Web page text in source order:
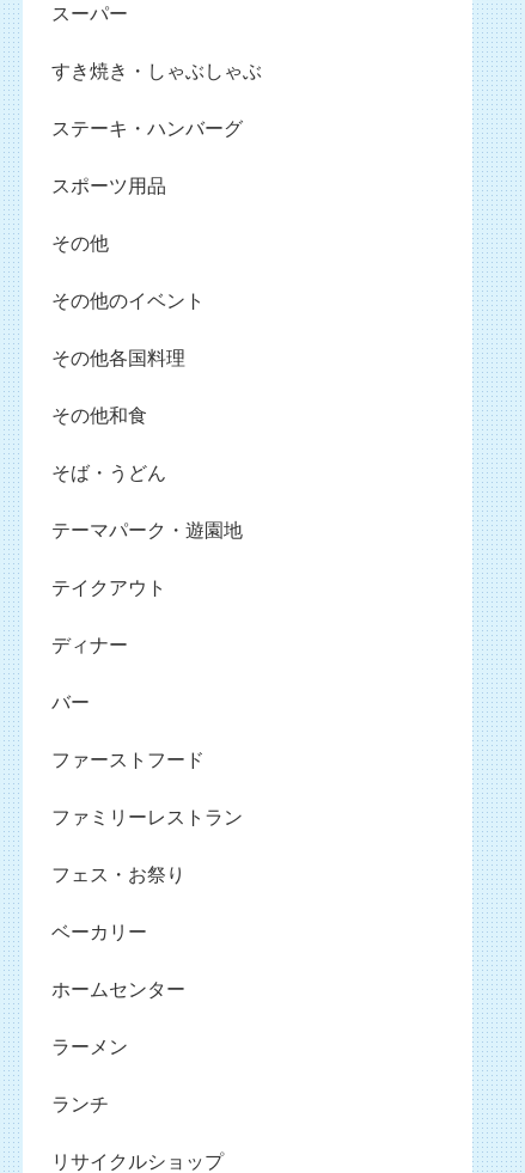
スーパー
すき焼き・しゃぶしゃぶ
ステーキ・ハンバーグ
スポーツ用品
その他
その他のイベント
その他各国料理
その他和食
そば・うどん
テーマパーク・遊園地
テイクアウト
ディナー
バー
ファーストフード
ファミリーレストラン
フェス・お祭り
ベーカリー
ホームセンター
ラーメン
ランチ
リサイクルショップ